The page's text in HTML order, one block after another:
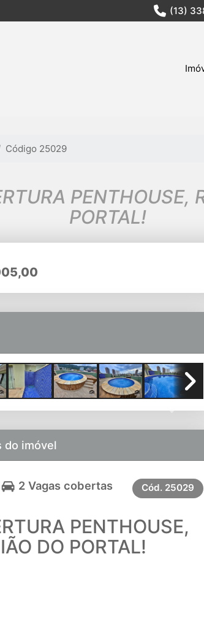
(13)
Código 25029
PENTHOUSE,
PORTAL!
do imóvel
2 Vagas cobertas Cód. 25029
PENTHOUSE,
DO PORTAL!